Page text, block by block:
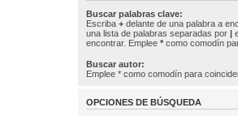
Buscar palabras clave:
Escriba + delante de una palabra a
una lista de palabras separadas por |
encontrar. Emplee * como comodín
Buscar autor:
Emplee * como comodín para
OPCIONES DE BÚSQUEDA